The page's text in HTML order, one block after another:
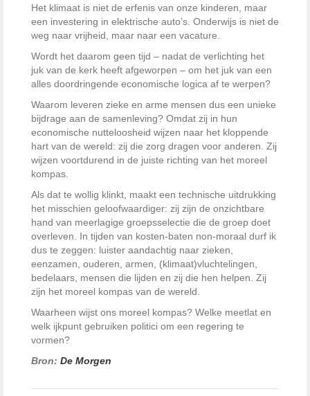
Het klimaat is niet de erfenis van onze kinderen, maar
een investering in elektrische auto’s. Onderwijs is niet de
weg naar vrijheid, maar naar een vacature.
Wordt het daarom geen tijd – nadat de verlichting het
juk van de kerk heeft afgeworpen – om het juk van een
alles doordringende economische logica af te werpen?
Waarom leveren zieke en arme mensen dus een unieke
bijdrage aan de samenleving? Omdat zij in hun
economische nutteloosheid wijzen naar het kloppende
hart van de wereld: zij die zorg dragen voor anderen. Zij
wijzen voortdurend in de juiste richting van het moreel
kompas.
Als dat te wollig klinkt, maakt een technische uitdrukking
het misschien geloofwaardiger: zij zijn de onzichtbare
hand van meerlagige groepsselectie die de groep doet
overleven. In tijden van kosten-baten non-moraal durf ik
dus te zeggen: luister aandachtig naar zieken,
eenzamen, ouderen, armen, (klimaat)vluchtelingen,
bedelaars, mensen die lijden en zij die hen helpen. Zij
zijn het moreel kompas van de wereld.
Waarheen wijst ons moreel kompas? Welke meetlat en
welk ijkpunt gebruiken politici om een regering te
vormen?
Bron: De Morgen